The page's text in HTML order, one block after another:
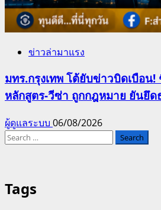
ข่าวล่ามาแรง
มทร.กรุงเทพ โต้ยับข่าวบิดเบือน!
หลักสูตร-วีซ่า ถูกกฎหมาย ยันยึด
ผู้ดูแลระบบ 06/08/2026
Search
Tags